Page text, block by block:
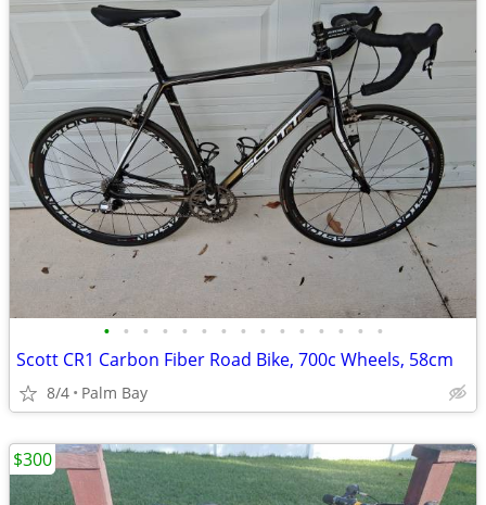
• • • • • • • • • • • • • • •
Scott CR1 Carbon Fiber Road Bike, 700c Wheels, 58cm
8/4 Palm Bay
$300